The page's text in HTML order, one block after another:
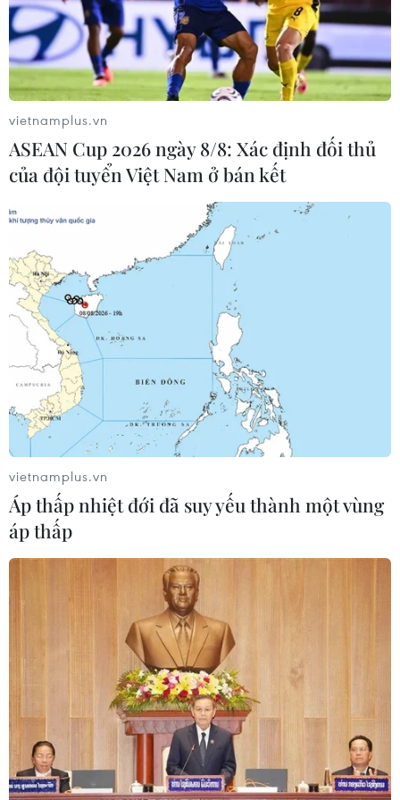
Hàn Quốc tuyên bố sẽ thảo luận với Mỹ về
cáo buộc CIA nghe lén
09/04/2023 12:31
Hàn Quốc cáo buộc Cơ quan tình báo trung ương Mỹ
(CIA) chặn thu những nội dung liên lạc của Chính phủ
Seoul liên quan đến việc hỗ trợ Ukraine trong cuộc xung
đột với Nga.
vietnamplus.vn
ASEAN Cup 2026 ngày 8/8: Xác định đối thủ
của đội tuyển Việt Nam ở bán kết
vietnamplus.vn
Áp thấp nhiệt đới đã suy yếu thành một vùng
áp thấp